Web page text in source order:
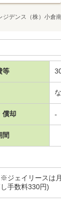
ジデンス（株）小倉
等
償却 -
間
ェイリースは
手数料330円)